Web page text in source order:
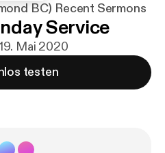
BC) Recent Sermons
Service
Mai 2020
testen